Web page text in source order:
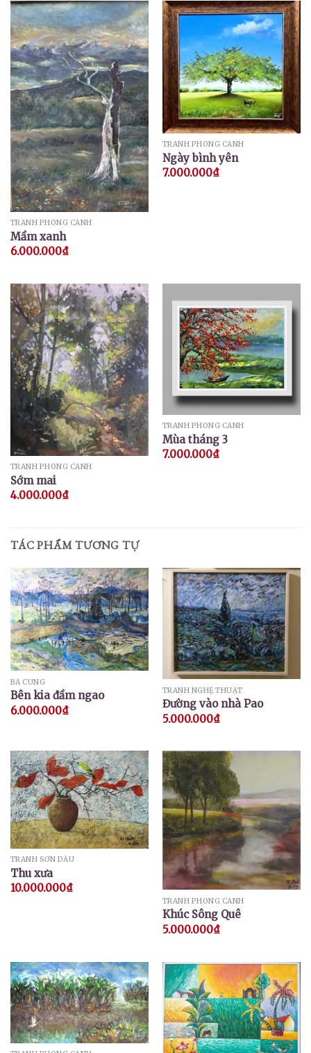
TRANH PHONG CẢNH
Mầm xanh
6.000.000₫
TRANH PHONG CẢNH
Ngày bình yên
7.000.000₫
TRANH PHONG CẢNH
Sớm mai
4.000.000₫
TRANH PHONG CẢNH
Mùa tháng 3
7.000.000₫
TÁC PHẨM TƯƠNG TỰ
BÁ CUNG
Bên kia đầm ngao
6.000.000₫
TRANH NGHỆ THUẬT
Đường vào nhà Pao
5.000.000₫
TRANH SƠN DẦU
Thu xưa
10.000.000₫
TRANH PHONG CẢNH
Khúc Sông Quê
5.000.000₫